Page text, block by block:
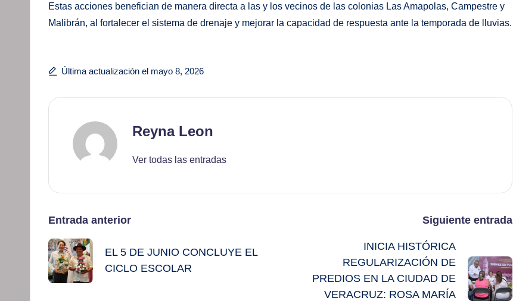
Estas acciones benefician de manera directa a las y los vecinos de las colonias Las Amapolas, Campestre y
Malibrán, al fortalecer el sistema de drenaje y mejorar la capacidad de respuesta ante la temporada de lluvias.
Última actualización el mayo 8, 2026
Reyna Leon
Ver todas las entradas
Navegación
de
entradas
Entrada anterior
EL 5 DE JUNIO CONCLUYE EL
CICLO ESCOLAR
Siguiente entrada
INICIA HISTÓRICA
REGULARIZACIÓN DE
PREDIOS EN LA CIUDAD DE
VERACRUZ: ROSA MARÍA